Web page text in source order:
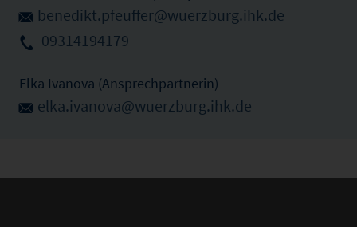
benedikt.pfeuffer@wuerzburg.ihk.de
09314194179
Elka Ivanova (Ansprechpartnerin)
elka.ivanova@wuerzburg.ihk.de